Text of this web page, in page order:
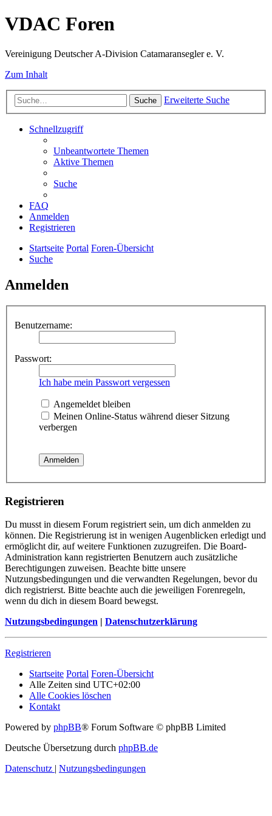
VDAC Foren
Vereinigung Deutscher A-Division Catamaransegler e. V.
Zum Inhalt
Suche Erweiterte Suche
Schnellzugriff
Unbeantwortete Themen
Aktive Themen
Suche
FAQ
Anmelden
Registrieren
Startseite Portal Foren-Übersicht
Suche
Anmelden
Benutzername:
Passwort:
Ich habe mein Passwort vergessen
Angemeldet bleiben
Meinen Online-Status während dieser Sitzung
verbergen
Registrieren
Du musst in diesem Forum registriert sein, um dich anmelden zu
können. Die Registrierung ist in wenigen Augenblicken erledigt und
ermöglicht dir, auf weitere Funktionen zuzugreifen. Die Board-
Administration kann registrierten Benutzern auch zusätzliche
Berechtigungen zuweisen. Beachte bitte unsere
Nutzungsbedingungen und die verwandten Regelungen, bevor du
dich registrierst. Bitte beachte auch die jeweiligen Forenregeln,
wenn du dich in diesem Board bewegst.
Nutzungsbedingungen | Datenschutzerklärung
Registrieren
Startseite Portal Foren-Übersicht
Alle Zeiten sind UTC+02:00
Alle Cookies löschen
Kontakt
Powered by phpBB® Forum Software © phpBB Limited
Deutsche Übersetzung durch phpBB.de
Datenschutz | Nutzungsbedingungen